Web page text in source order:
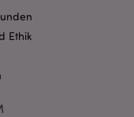
Ethik
CookieScript